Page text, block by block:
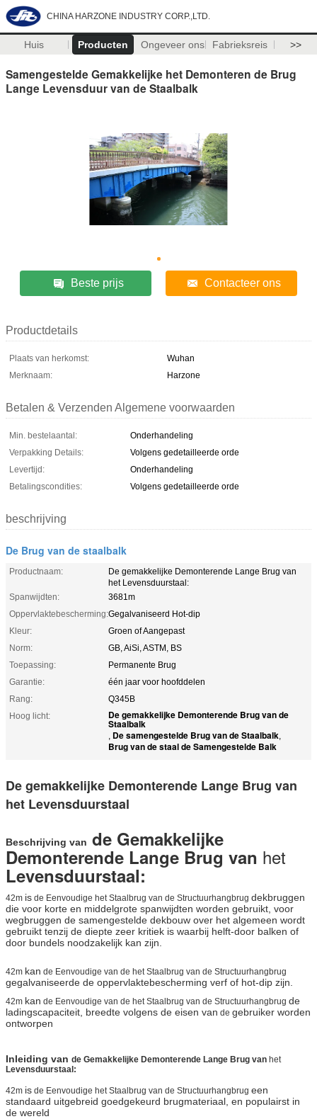
CHINA HARZONE INDUSTRY CORP.,LTD.
Huis Producten Ongeveer ons Fabrieksreis >>
Samengestelde Gemakkelijke het Demonteren de Brug
Lange Levensduur van de Staalbalk
Beste prijs Contacteer ons
Productdetails
Plaats van herkomst:
Wuhan
Merknaam:
Harzone
Betalen & Verzenden Algemene voorwaarden
Min. bestelaantal:
Onderhandeling
Verpakking Details:
Volgens gedetailleerde orde
Levertijd:
Onderhandeling
Betalingscondities:
Volgens gedetailleerde orde
beschrijving
De Brug van de staalbalk
Productnaam:
De gemakkelijke Demonterende Lange Brug van
het Levensduurstaal:
Spanwijdten:
3681m
Oppervlaktebescherming:Gegalvaniseerd Hot-dip
Kleur:
Groen of Aangepast
Norm:
GB, AiSi, ASTM, BS
Toepassing:
Permanente Brug
Garantie:
één jaar voor hoofddelen
Rang:
Q345B
Hoog licht:
De gemakkelijke Demonterende Brug van de
Staalbalk
, De samengestelde Brug van de Staalbalk,
Brug van de staal de Samengestelde Balk
De gemakkelijke Demonterende Lange Brug van
het Levensduurstaal
Beschrijving van de Gemakkelijke
Demonterende Lange Brug van het
Levensduurstaal:
42m is de Eenvoudige het Staalbrug van de Structuurhangbrug dekbruggen
die voor korte en middelgrote spanwijdten worden gebruikt, voor
wegbruggen de samengestelde dekbouw over het algemeen wordt
gebruikt tenzij de diepte zeer kritiek is waarbij helft-door balken of
door bundels noodzakelijk kan zijn.
42m kan de Eenvoudige van de het Staalbrug van de Structuurhangbrug
gegalvaniseerde de oppervlaktebescherming verf of hot-dip zijn.
42m kan de Eenvoudige van de het Staalbrug van de Structuurhangbrug de
ladingscapaciteit, breedte volgens de eisen van de gebruiker worden
ontworpen
Inleiding van de Gemakkelijke Demonterende Lange Brug van het
Levensduurstaal:
42m is de Eenvoudige het Staalbrug van de Structuurhangbrug een
standaard uitgebreid goedgekeurd brugmateriaal, en populairst in
de wereld